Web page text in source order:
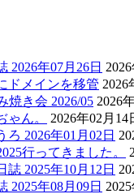
2026年07月26日
ドメインを移管 2026
焼き会 2026/05 2026
ゃん。
2026年02月14
ろ 2026年01月02日
行ってきました。
誌 2025年10月12日
2025年08月09日